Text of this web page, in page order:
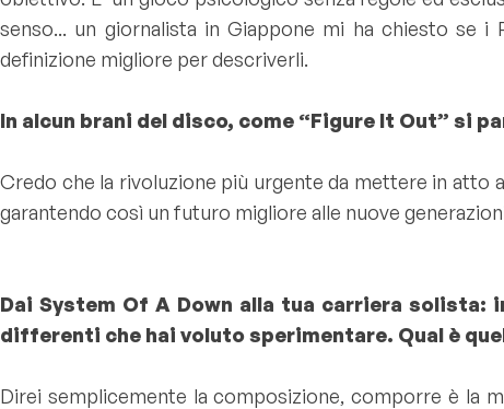
senso... un giornalista in Giappone mi ha chiesto se
definizione migliore per descriverli.
In alcun brani del disco, come “Figure It Out” si
Credo che la rivoluzione più urgente da mettere in atto
garantendo così un futuro migliore alle nuove
Dai System Of A Down alla tua carriera
differenti che hai voluto sperimentare. Qual è
Direi semplicemente la composizione, comporre è la